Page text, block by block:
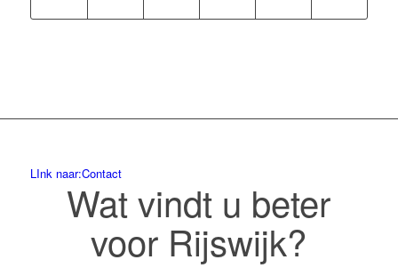
LInk naar:Contact
Wat vindt u beter
voor Rijswijk?